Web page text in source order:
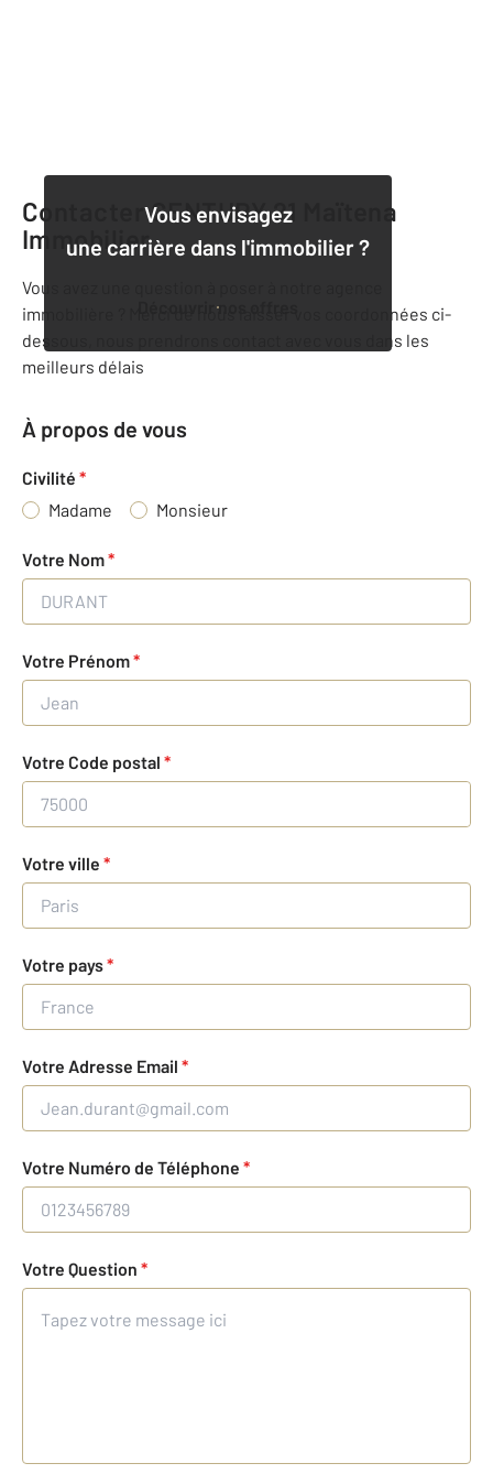
Vous envisagez
une carrière dans l'immobilier ?
Découvrir nos offres
Contacter CENTURY 21 Maïtena
Immobilier
Vous avez une question à poser à notre agence
immobilière ? Merci de nous laisser vos coordonnées ci-
dessous, nous prendrons contact avec vous dans les
meilleurs délais
À propos de vous
Civilité *
Madame
Monsieur
Votre Nom*
Votre Prénom*
Votre Code postal *
Votre ville *
Votre pays*
Votre Adresse Email *
Votre Numéro de Téléphone *
Votre Question *